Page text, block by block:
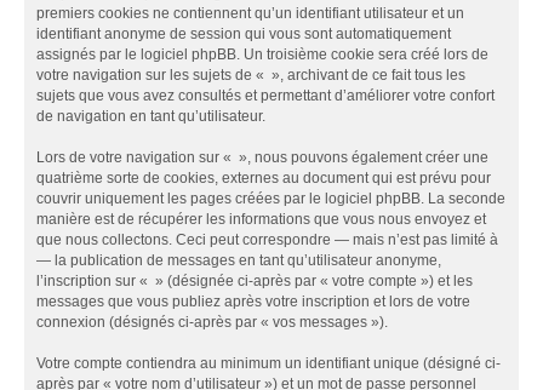
premiers cookies ne contiennent qu’un identifiant utilisateur et un
identifiant anonyme de session qui vous sont automatiquement
assignés par le logiciel phpBB. Un troisième cookie sera créé lors de
votre navigation sur les sujets de « », archivant de ce fait tous les
sujets que vous avez consultés et permettant d’améliorer votre confort
de navigation en tant qu’utilisateur.
Lors de votre navigation sur « », nous pouvons également créer une
quatrième sorte de cookies, externes au document qui est prévu pour
couvrir uniquement les pages créées par le logiciel phpBB. La seconde
manière est de récupérer les informations que vous nous envoyez et
que nous collectons. Ceci peut correspondre — mais n’est pas limité à
— la publication de messages en tant qu’utilisateur anonyme,
l’inscription sur « » (désignée ci-après par « votre compte ») et les
messages que vous publiez après votre inscription et lors de votre
connexion (désignés ci-après par « vos messages »).
Votre compte contiendra au minimum un identifiant unique (désigné ci-
après par « votre nom d’utilisateur ») et un mot de passe personnel